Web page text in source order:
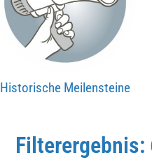
Historische Meilensteine
Filterergebnis: